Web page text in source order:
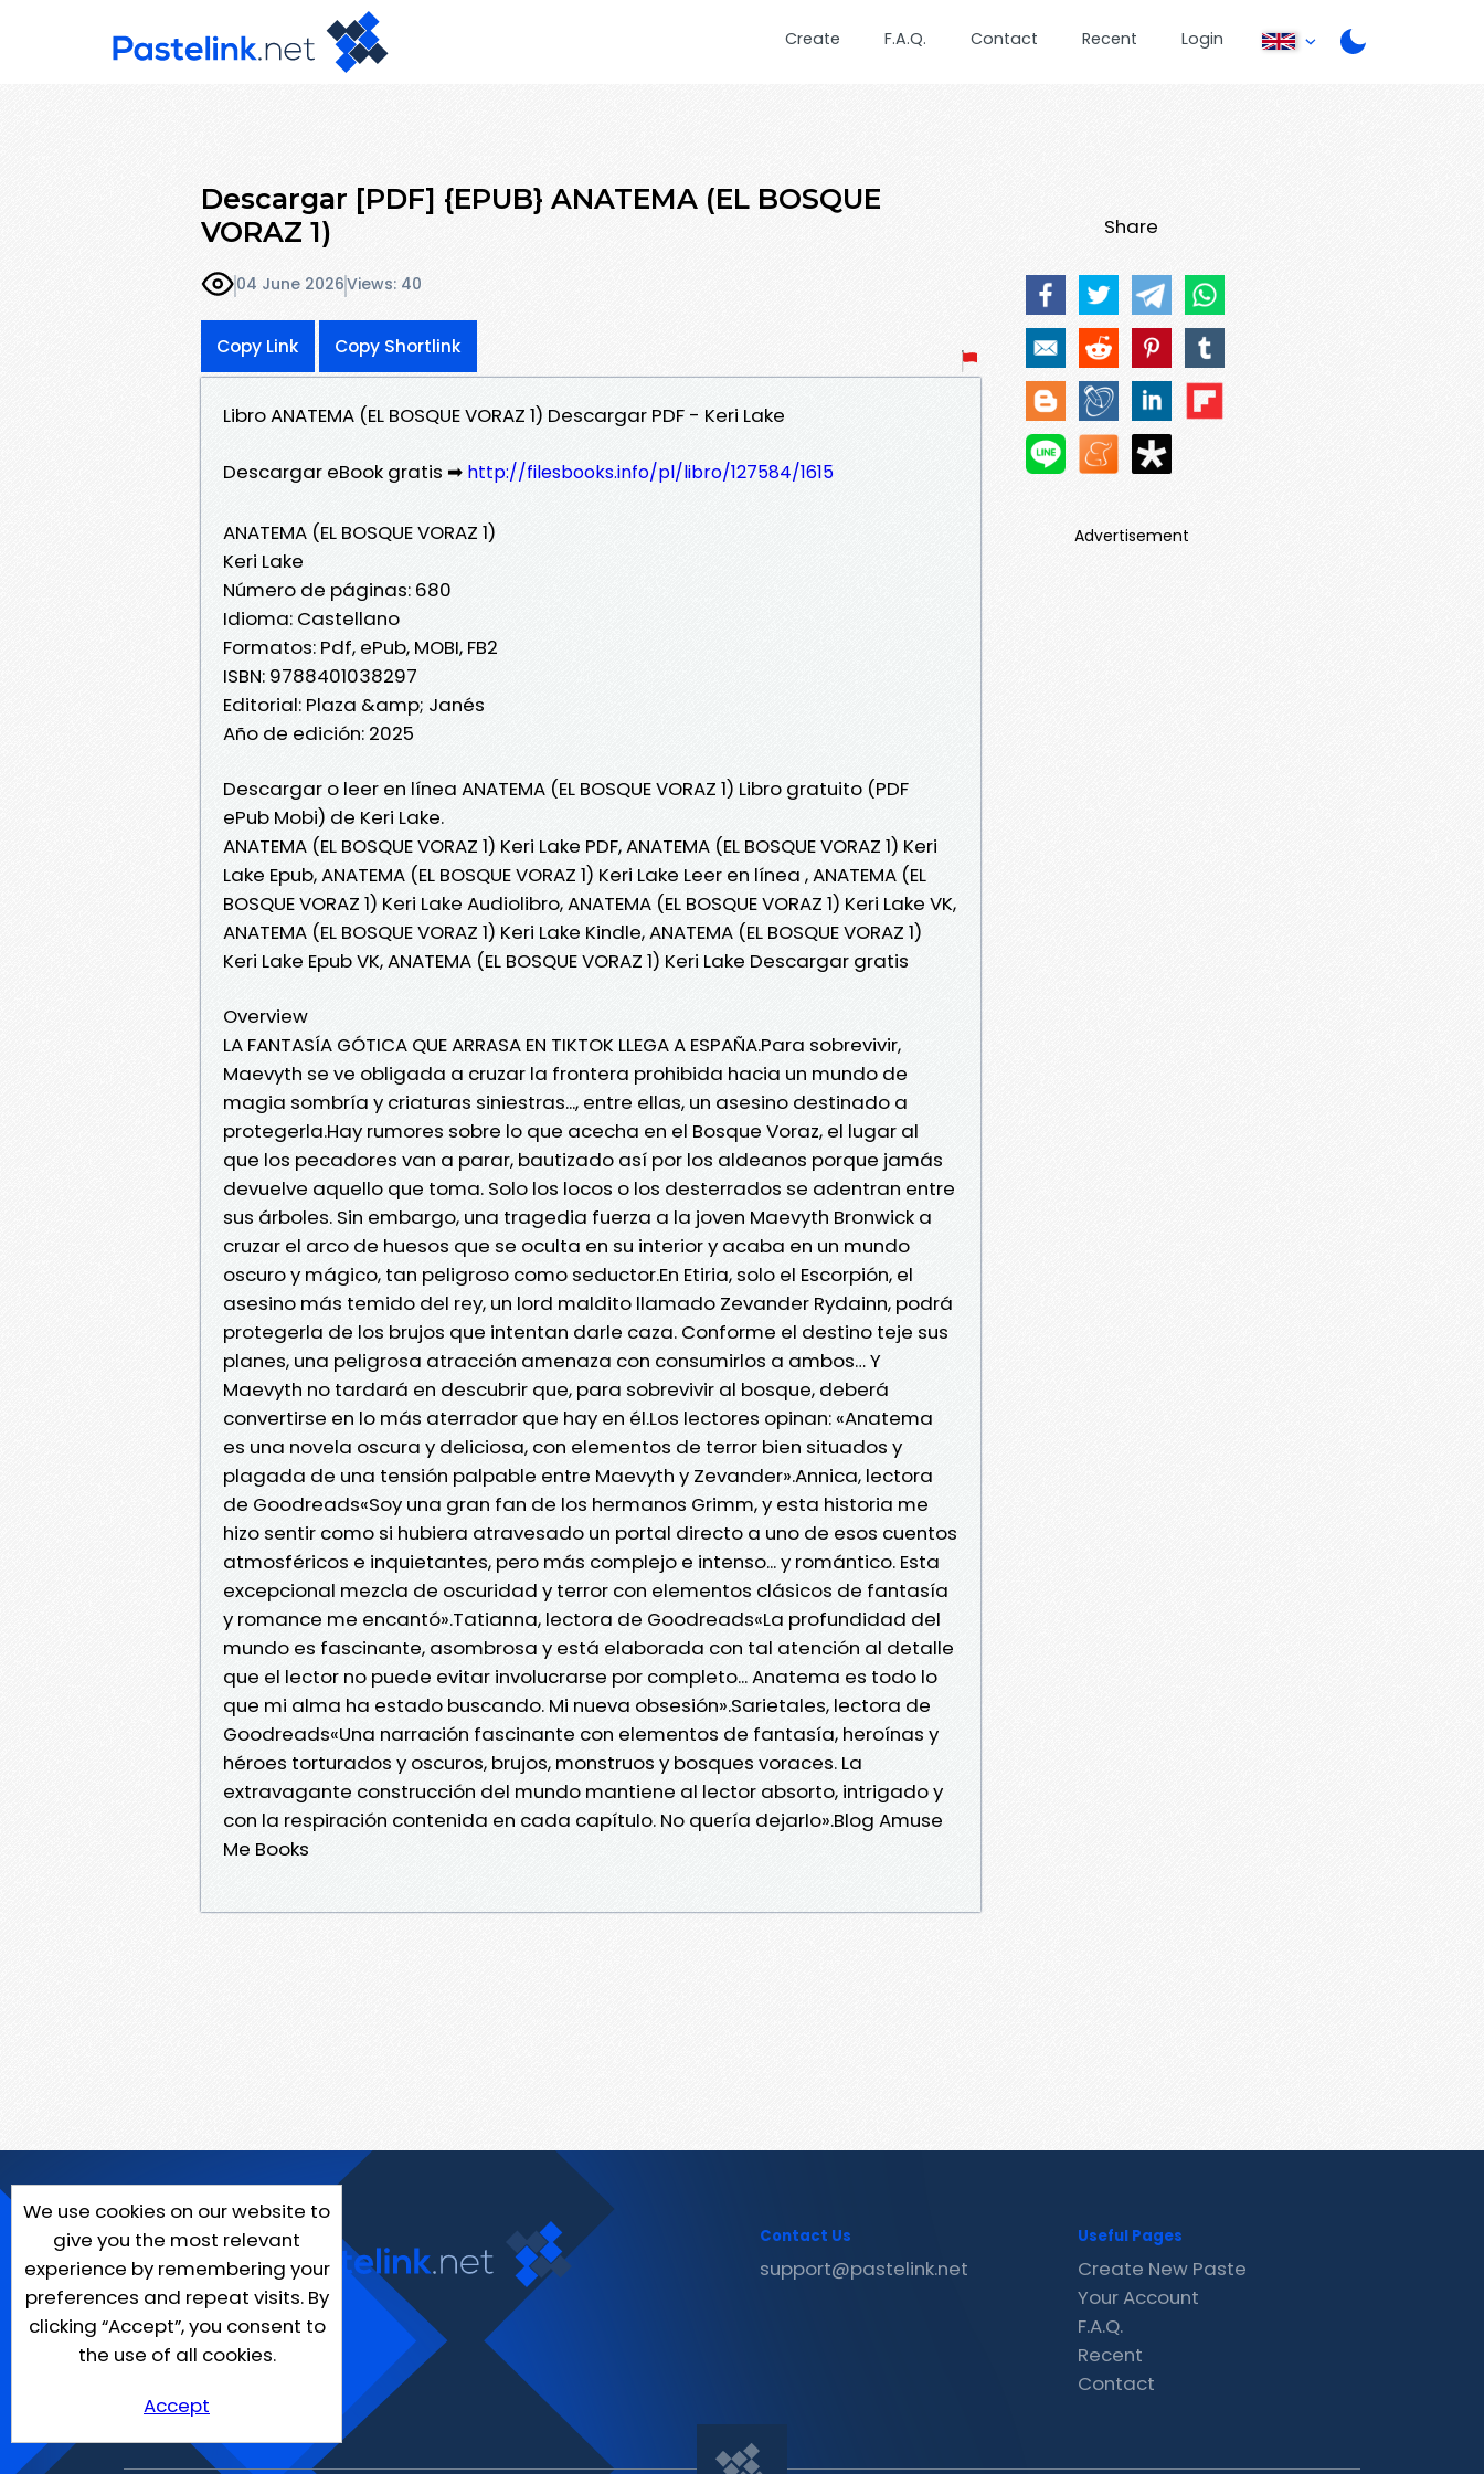
Create F.A.Q. Contact Recent Login
Descargar [PDF] {EPUB} ANATEMA (EL BOSQUE
VORAZ 1)
04 June 2026Views: 40
Copy Link Copy Shortlink
Libro ANATEMA (EL BOSQUE VORAZ 1) Descargar PDF - Keri Lake
Descargar eBook gratis ➡ http://filesbooks.info/pl/libro/127584/1615
ANATEMA (EL BOSQUE VORAZ 1)
Keri Lake
Número de páginas: 680
Idioma: Castellano
Formatos: Pdf, ePub, MOBI, FB2
ISBN: 9788401038297
Editorial: Plaza &amp; Janés
Año de edición: 2025
Descargar o leer en línea ANATEMA (EL BOSQUE VORAZ 1) Libro gratuito (PDF
ePub Mobi) de Keri Lake.
ANATEMA (EL BOSQUE VORAZ 1) Keri Lake PDF, ANATEMA (EL BOSQUE VORAZ 1) Keri
Lake Epub, ANATEMA (EL BOSQUE VORAZ 1) Keri Lake Leer en línea , ANATEMA (EL
BOSQUE VORAZ 1) Keri Lake Audiolibro, ANATEMA (EL BOSQUE VORAZ 1) Keri Lake VK,
ANATEMA (EL BOSQUE VORAZ 1) Keri Lake Kindle, ANATEMA (EL BOSQUE VORAZ 1)
Keri Lake Epub VK, ANATEMA (EL BOSQUE VORAZ 1) Keri Lake Descargar gratis
Overview
LA FANTASÍA GÓTICA QUE ARRASA EN TIKTOK LLEGA A ESPAÑA.Para sobrevivir,
Maevyth se ve obligada a cruzar la frontera prohibida hacia un mundo de
magia sombría y criaturas siniestras..., entre ellas, un asesino destinado a
protegerla.Hay rumores sobre lo que acecha en el Bosque Voraz, el lugar al
que los pecadores van a parar, bautizado así por los aldeanos porque jamás
devuelve aquello que toma. Solo los locos o los desterrados se adentran entre
sus árboles. Sin embargo, una tragedia fuerza a la joven Maevyth Bronwick a
cruzar el arco de huesos que se oculta en su interior y acaba en un mundo
oscuro y mágico, tan peligroso como seductor.En Etiria, solo el Escorpión, el
asesino más temido del rey, un lord maldito llamado Zevander Rydainn, podrá
protegerla de los brujos que intentan darle caza. Conforme el destino teje sus
planes, una peligrosa atracción amenaza con consumirlos a ambos… Y
Maevyth no tardará en descubrir que, para sobrevivir al bosque, deberá
convertirse en lo más aterrador que hay en él.Los lectores opinan: «Anatema
es una novela oscura y deliciosa, con elementos de terror bien situados y
plagada de una tensión palpable entre Maevyth y Zevander».Annica, lectora
de Goodreads«Soy una gran fan de los hermanos Grimm, y esta historia me
hizo sentir como si hubiera atravesado un portal directo a uno de esos cuentos
atmosféricos e inquietantes, pero más complejo e intenso... y romántico. Esta
excepcional mezcla de oscuridad y terror con elementos clásicos de fantasía
y romance me encantó».Tatianna, lectora de Goodreads«La profundidad del
mundo es fascinante, asombrosa y está elaborada con tal atención al detalle
que el lector no puede evitar involucrarse por completo... Anatema es todo lo
que mi alma ha estado buscando. Mi nueva obsesión».Sarietales, lectora de
Goodreads«Una narración fascinante con elementos de fantasía, heroínas y
héroes torturados y oscuros, brujos, monstruos y bosques voraces. La
extravagante construcción del mundo mantiene al lector absorto, intrigado y
con la respiración contenida en cada capítulo. No quería dejarlo».Blog Amuse
Me Books
Share
Advertisement
We use cookies on our website to
give you the most relevant
experience by remembering your
preferences and repeat visits. By
clicking “Accept”, you consent to
the use of all cookies.
Accept
Contact Us
support@pastelink.net
Useful Pages
Create New Paste
Your Account
F.A.Q.
Recent
Contact